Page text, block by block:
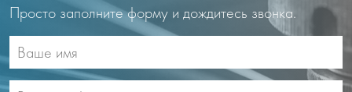
Просто заполните форму и дождитесь звонка.